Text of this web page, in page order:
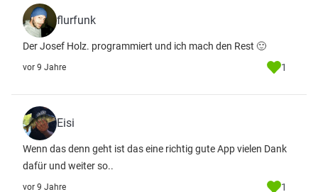
flurfunk
Der Josef Holz. programmiert und ich mach den Rest 🙂
vor 9 Jahre 1
Eisi
Wenn das denn geht ist das eine richtig gute App vielen Dank
dafür und weiter so..
vor 9 Jahre 1